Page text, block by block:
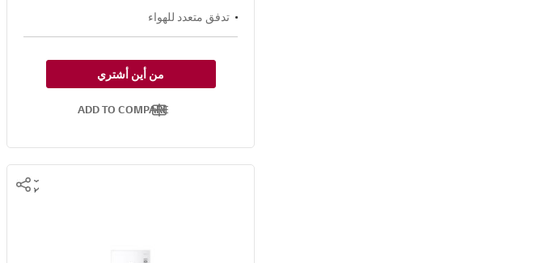
تدفق متعدد للهواء
من أين أشتري
ADD TO COMPARE